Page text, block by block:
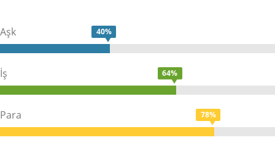
Aşk 40%
İş 64%
Para 78%